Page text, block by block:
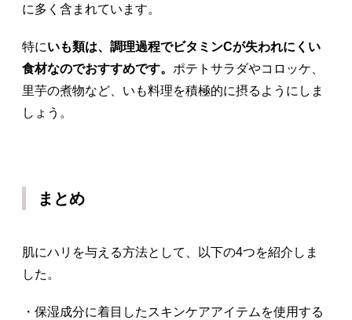
に多く含まれています。
特にいも類は、調理過程でビタミンCが失われにくい
食材なのでおすすめです。 ポテトサラダやコロッケ、
里芋の煮物など、いも料理を積極的に摂るようにしま
しょう。
まとめ
肌にハリを与える方法として、以下の4つを紹介しま
した。
・保湿成分に着目したスキンケアアイテムを使用する